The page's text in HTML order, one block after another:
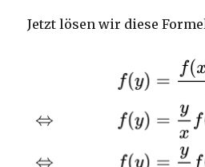
Jetzt lösen wir diese